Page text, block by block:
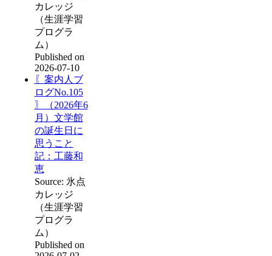
カレッジ
（生涯学習
プログラ
ム）
Published on
2026-07-10
〖案内人ブ
ログNo.105
〗（2026年6
月）文学館
の誕生日に
思うこと
記：工藤和
恵
Source: 氷点
カレッジ
（生涯学習
プログラ
ム）
Published on